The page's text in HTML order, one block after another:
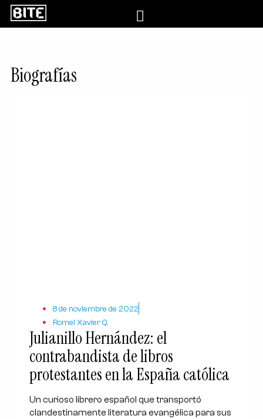
Biografías
8 de noviembre de 2022
Romel Xavier Q.
Julianillo Hernández: el
contrabandista de libros
protestantes en la España católica
Un curioso librero español que transportó
clandestinamente literatura evangélica para sus